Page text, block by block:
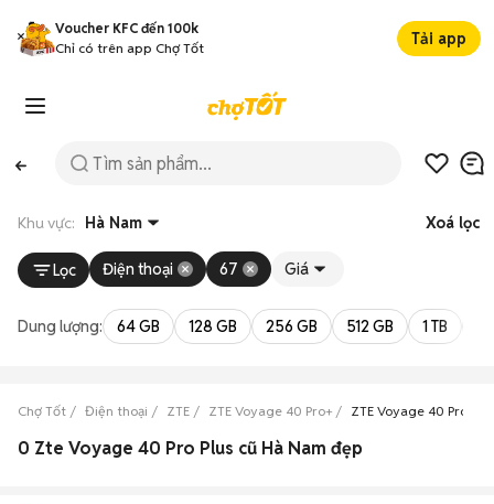
Voucher KFC đến 100k
Chỉ có trên app Chợ Tốt
Tải app
Khu vực: Hà Nam Xoá lọc
Lọc Điện thoại 67 Giá
Dung lượng: 64 GB 128 GB 256 GB 512 GB 1 TB
Chợ Tốt Điện thoại ZTE ZTE Voyage 40 Pro+ ZTE Voyage 40 Pro+
0 Zte Voyage 40 Pro Plus cũ Hà Nam đẹp